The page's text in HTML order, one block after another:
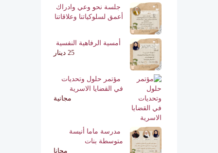
جلسة نحو وعي وادراك
أعمق لسلوكياتنا وعلاقاتنا
أمسية الرفاهية النفسية
25 دينار
مؤتمر حلول وتحديات
في القضايا الاسرية
مجانية
مدرسة ماما أنيسة
متوسطة بنات
مجانا